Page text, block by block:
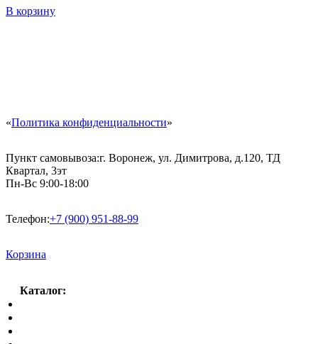
В корзину
«Политика конфиденциальности»
Пункт самовывоза:г. Воронеж, ул. Димитрова, д.120, ТД
Квартал, 3эт
Пн-Вс 9:00-18:00
Телефон:+7 (900) 951-88-99
Корзина
Каталог: